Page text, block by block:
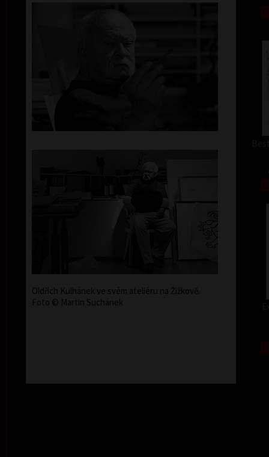
Oldřich Kulhánek ve svém ateliéru na Žižkově.
Foto © Martin Suchánek